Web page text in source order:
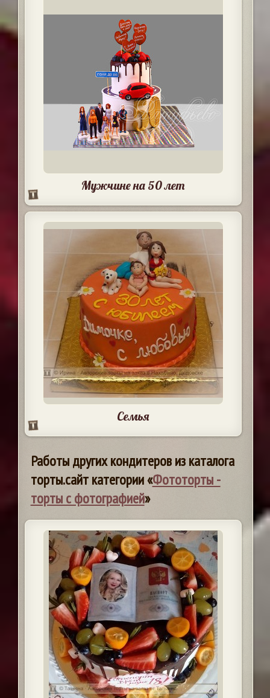
Мужчине на 50 лет
Семья
Работы других кондитеров из каталога
торты.сайт категории «Фототорты -
торты с фотографией»